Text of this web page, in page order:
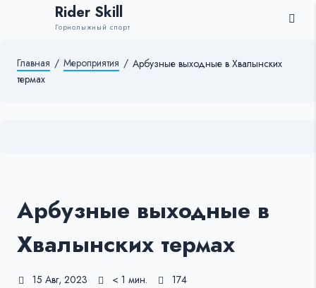
Rider Skill
Горнолыжный спорт
Главная / Мероприятия / Арбузные выходные в Хвалынских
термах
Арбузные выходные в
Хвалынских термах
15 Авг, 2023 < 1 мин. 174